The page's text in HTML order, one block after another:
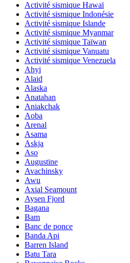
Activité sismique Hawaï
Activité sismique Indonésie
Activité sismique Islande
Activité sismique Myanmar
Activité sismique Taïwan
Activité sismique Vanuatu
Activité sismique Venezuela
Ahyi
Alaid
Alaska
Anatahan
Aniakchak
Aoba
Arenal
Asama
Askja
Aso
Augustine
Avachinsky
Awu
Axial Seamount
Aysen Fjord
Bagana
Bam
Banc de ponce
Banda Api
Barren Island
Batu Tara